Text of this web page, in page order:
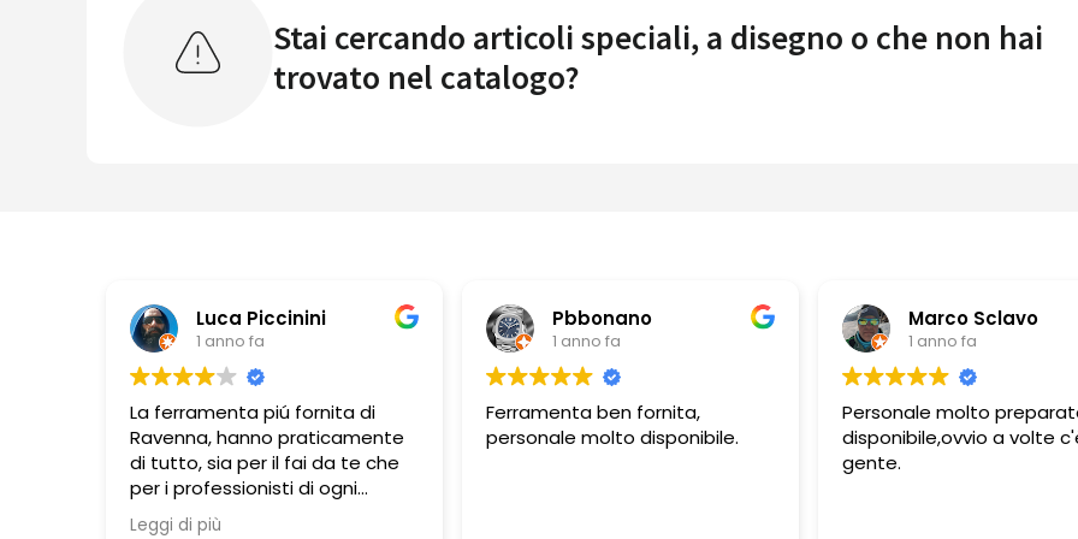
Stai cercando articoli speciali, a disegno o che non hai
trovato nel catalogo?
Pbbonano
1 anno fa
Ferramenta ben fornita,
personale molto disponibile.
Marco Sclavo
1 anno fa
Personale molto preparato e
disponibile,ovvio a volte c'è
Guerino Borda
1 anno fa
Personale molto
e gentile